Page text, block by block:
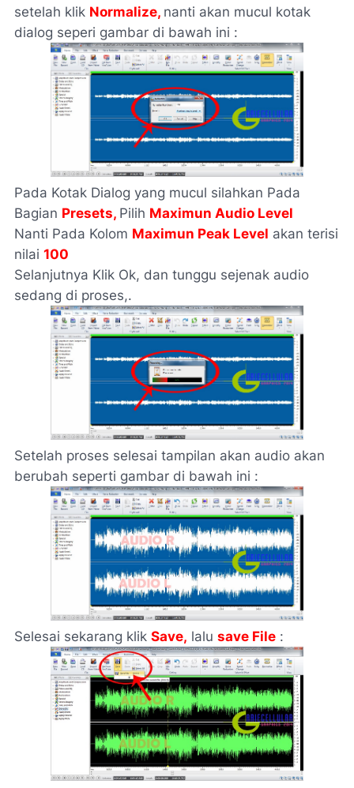
setelah klik Normalize, nanti akan mucul kotak
dialog seperi gambar di bawah ini :
Pada Kotak Dialog yang mucul silahkan Pada
Bagian Presets, Pilih Maximun Audio Level
Nanti Pada Kolom Maximun Peak Level akan terisi
nilai 100
Selanjutnya Klik Ok, dan tunggu sejenak audio
sedang di proses,.
Setelah proses selesai tampilan akan audio akan
berubah seperti gambar di bawah ini :
Selesai sekarang klik Save, lalu save File :